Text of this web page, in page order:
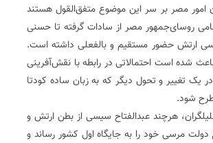
امور مصر بر سر این موضوع متفق‌القول هستند
روسای‌جمهور مصر از سادات گرفته تا حسنی
ارتش حضور مستقیم و بالفعلی داشته است.
شده است احتمالاتی در رابطه با نقش‌آفرینی
یک تغییر و تحول دیگر‌ که به زبان ساده کودتا
شود.
هرچند عبدالفتاح سیسی از بطن ارتش و
دولت مرسی خود را به جایگاه اول کشور رساند و